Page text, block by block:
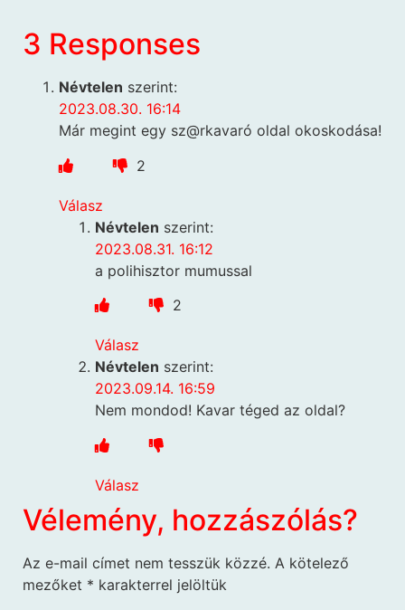
3 Responses
Névtelen szerint:
2023.08.30. 16:14
Már megint egy sz@rkavaró oldal okoskodása!
2
Válasz
Névtelen szerint:
2023.08.31. 16:12
a polihisztor mumussal
2
Válasz
Névtelen szerint:
2023.09.14. 16:59
Nem mondod! Kavar téged az oldal?
Válasz
Vélemény, hozzászólás?
Az e-mail címet nem tesszük közzé. A kötelező
mezőket * karakterrel jelöltük